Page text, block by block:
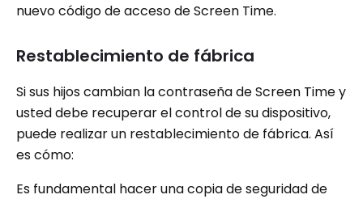
nuevo código de acceso de Screen Time.
Restablecimiento de fábrica
Si sus hijos cambian la contraseña de Screen Time y
usted debe recuperar el control de su dispositivo,
puede realizar un restablecimiento de fábrica. Así
es cómo:
Es fundamental hacer una copia de seguridad de